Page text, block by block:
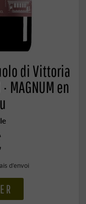
di Vittoria
MAGNUM en
d’envoi